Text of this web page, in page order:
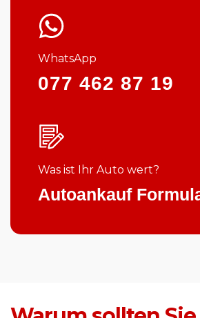
WhatsApp
077 462 87 19
Was ist Ihr Auto wert?
Autoankauf